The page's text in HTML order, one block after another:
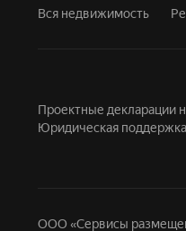
Вся недвижимость
Проектные декларации
Юридическая
ООО «Сервисы